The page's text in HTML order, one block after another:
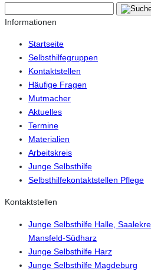
Informationen
Startseite
Selbsthilfegruppen
Kontaktstellen
Häufige Fragen
Mutmacher
Aktuelles
Termine
Materialien
Arbeitskreis
Junge Selbsthilfe
Selbsthilfekontaktstellen Pflege
Kontaktstellen
Junge Selbsthilfe Halle,
Mansfeld-Südharz
Junge Selbsthilfe Harz
Junge Selbsthilfe Magdeburg